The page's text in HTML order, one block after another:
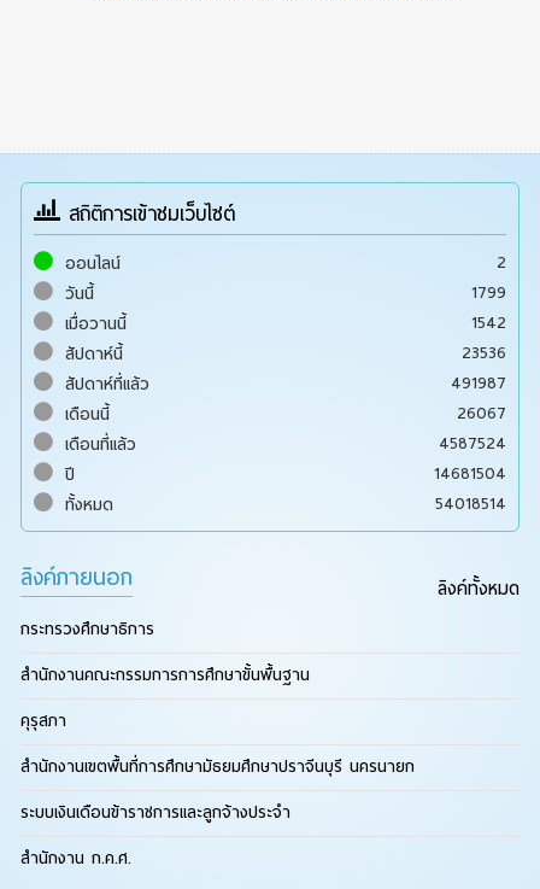
สถิติการเข้าชมเว็บไซต์
ออนไลน์
2
วันนี้
1799
เมื่อวานนี้
1542
สัปดาห์นี้
23536
สัปดาห์ที่แล้ว
491987
เดือนนี้
26067
เดือนที่แล้ว
4587524
ปี
14681504
ทั้งหมด
54018514
ลิงค์ภายนอก ลิงค์ทั้งหมด
กระทรวงศึกษาธิการ
สำนักงานคณะกรรมการการศึกษาขั้นพื้นฐาน
คุรุสภา
สำนักงานเขตพื้นที่การศึกษามัธยมศึกษาปราจีนบุรี นครนายก
ระบบเงินเดือนข้าราชการและลูกจ้างประจำ
สำนักงาน ก.ค.ศ.